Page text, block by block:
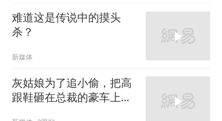
难道这是传说中的摸头
杀？
新媒体
灰姑娘为了追小偷，把高
跟鞋砸在总裁的豪车上，